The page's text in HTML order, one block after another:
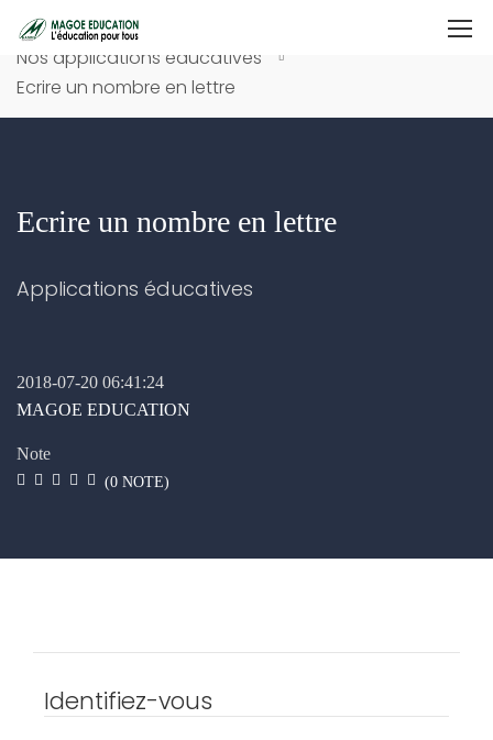
Accueil
Nos cours
Nos applications éducatives
Ecrire un nombre en lettre
Ecrire un nombre en lettre
Applications éducatives
2018-07-20 06:41:24
MAGOE EDUCATION
Note
(0 NOTE)
Identifiez-vous